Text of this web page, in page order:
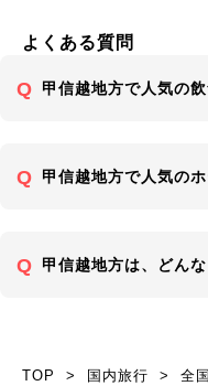
よくある質問
甲信越地方で人気の
甲信越地方で人気の
甲信越地方は、どん
TOP 国内旅行 全